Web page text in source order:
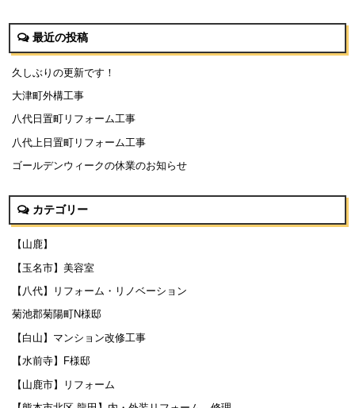
最近の投稿
久しぶりの更新です！
大津町外構工事
八代日置町リフォーム工事
八代上日置町リフォーム工事
ゴールデンウィークの休業のお知らせ
カテゴリー
【山鹿】
【玉名市】美容室
【八代】リフォーム・リノベーション
菊池郡菊陽町N様邸
【白山】マンション改修工事
【水前寺】F様邸
【山鹿市】リフォーム